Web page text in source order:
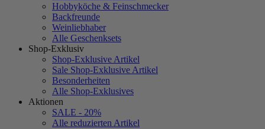
Hobbyköche & Feinschmecker
Backfreunde
Weinliebhaber
Alle Geschenksets
Shop-Exklusiv
Shop-Exklusive Artikel
Sale Shop-Exklusive Artikel
Besonderheiten
Alle Shop-Exklusives
Aktionen
SALE - 20%
Alle reduzierten Artikel